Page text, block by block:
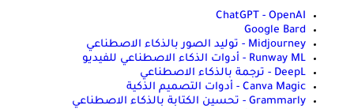
ChatGPT - OpenAI
Google Bard
Midjourney - توليد الصور بالذكاء الاصطناعي
Runway ML - أدوات الذكاء الاصطناعي للفيديو
DeepL - ترجمة بالذكاء الاصطناعي
Canva Magic - أدوات التصميم الذكية
Grammarly - تحسين الكتابة بالذكاء الاصطناعي